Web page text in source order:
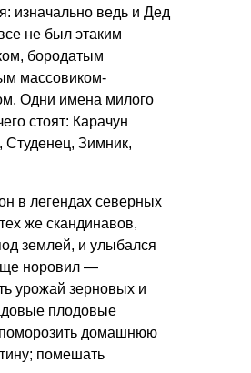
изначально ведь и Дед
не был этаким
бородатым
массовиком-
Одни имена милого
стоят: Карачун
Студенец, Зимник,
в легендах северных
же скандинавов,
землей, и улыбался
норовил —
урожай зерновых и
плодовые
домашнюю
помешать